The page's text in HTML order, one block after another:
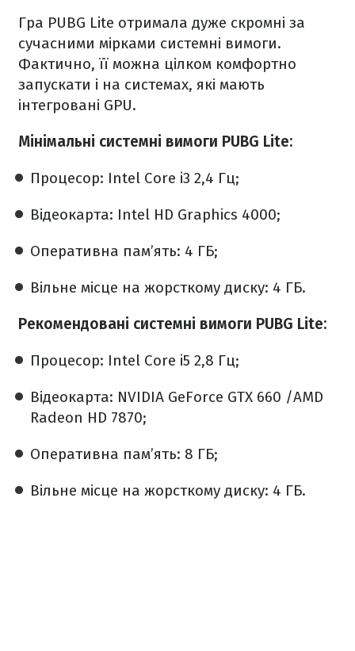
Гра PUBG Lite отримала дуже скромні за
сучасними мірками системні вимоги.
Фактично, її можна цілком комфортно
запускати і на системах, які мають
інтегровані GPU.
Мінімальні системні вимоги PUBG Lite:
Процесор: Intel Core i3 2,4 Гц;
Відеокарта: Intel HD Graphics 4000;
Оперативна пам’ять: 4 ГБ;
Вільне місце на жорсткому диску: 4 ГБ.
Рекомендовані системні вимоги PUBG Lite:
Процесор: Intel Core i5 2,8 Гц;
Відеокарта: NVIDIA GeForce GTX 660 /AMD
Radeon HD 7870;
Оперативна пам’ять: 8 ГБ;
Вільне місце на жорсткому диску: 4 ГБ.